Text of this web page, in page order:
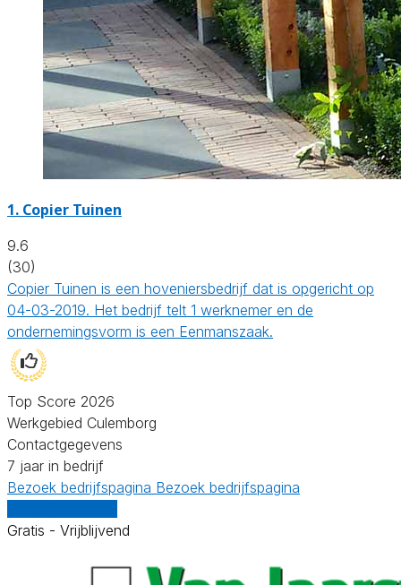
1. Copier Tuinen
9.6
(30)
Copier Tuinen is een hoveniersbedrijf dat is opgericht op
04-03-2019. Het bedrijf telt 1 werknemer en de
ondernemingsvorm is een Eenmanszaak.
Top Score 2026
Werkgebied Culemborg
Contactgegevens
7 jaar in bedrijf
Bezoek bedrijfspagina Bezoek bedrijfspagina
Gratis - Vrijblijvend